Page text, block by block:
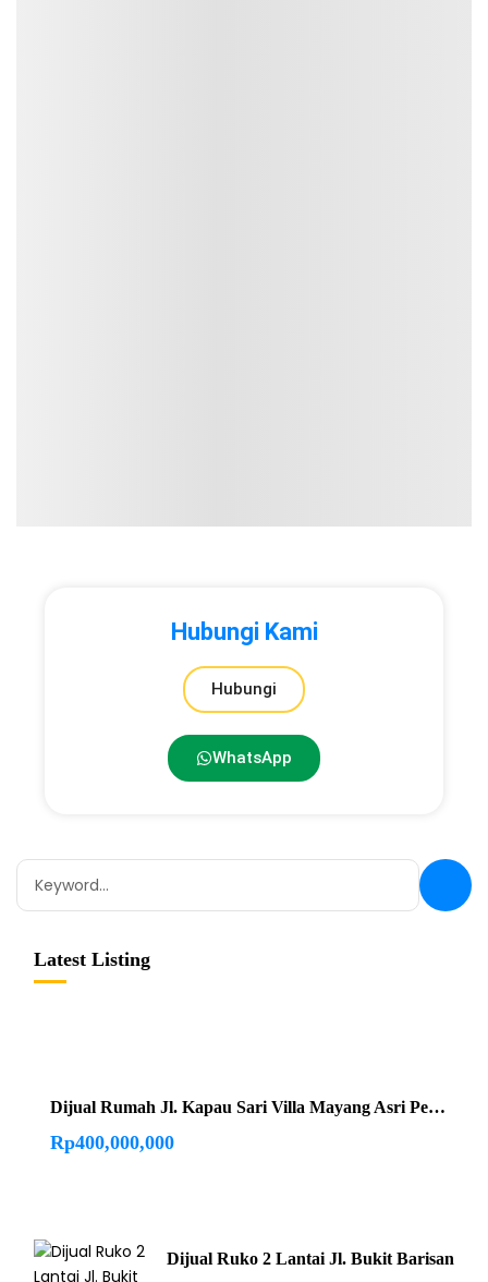
Hubungi Kami
Hubungi
WhatsApp
Latest Listing
Dijual Rumah Jl. Kapau Sari Villa Mayang Asri Pekanbaru
Rp400,000,000
Dijual Ruko 2 Lantai Jl. Bukit Barisan